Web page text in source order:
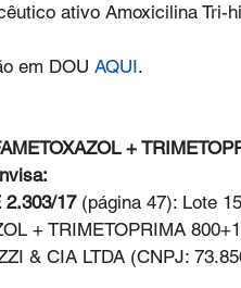
ativo Amoxicilina Tri-
em DOU AQUI.
+
17 (página 47): Lote
+ TRIMETOPRIMA
& CIA LTDA (CNPJ: